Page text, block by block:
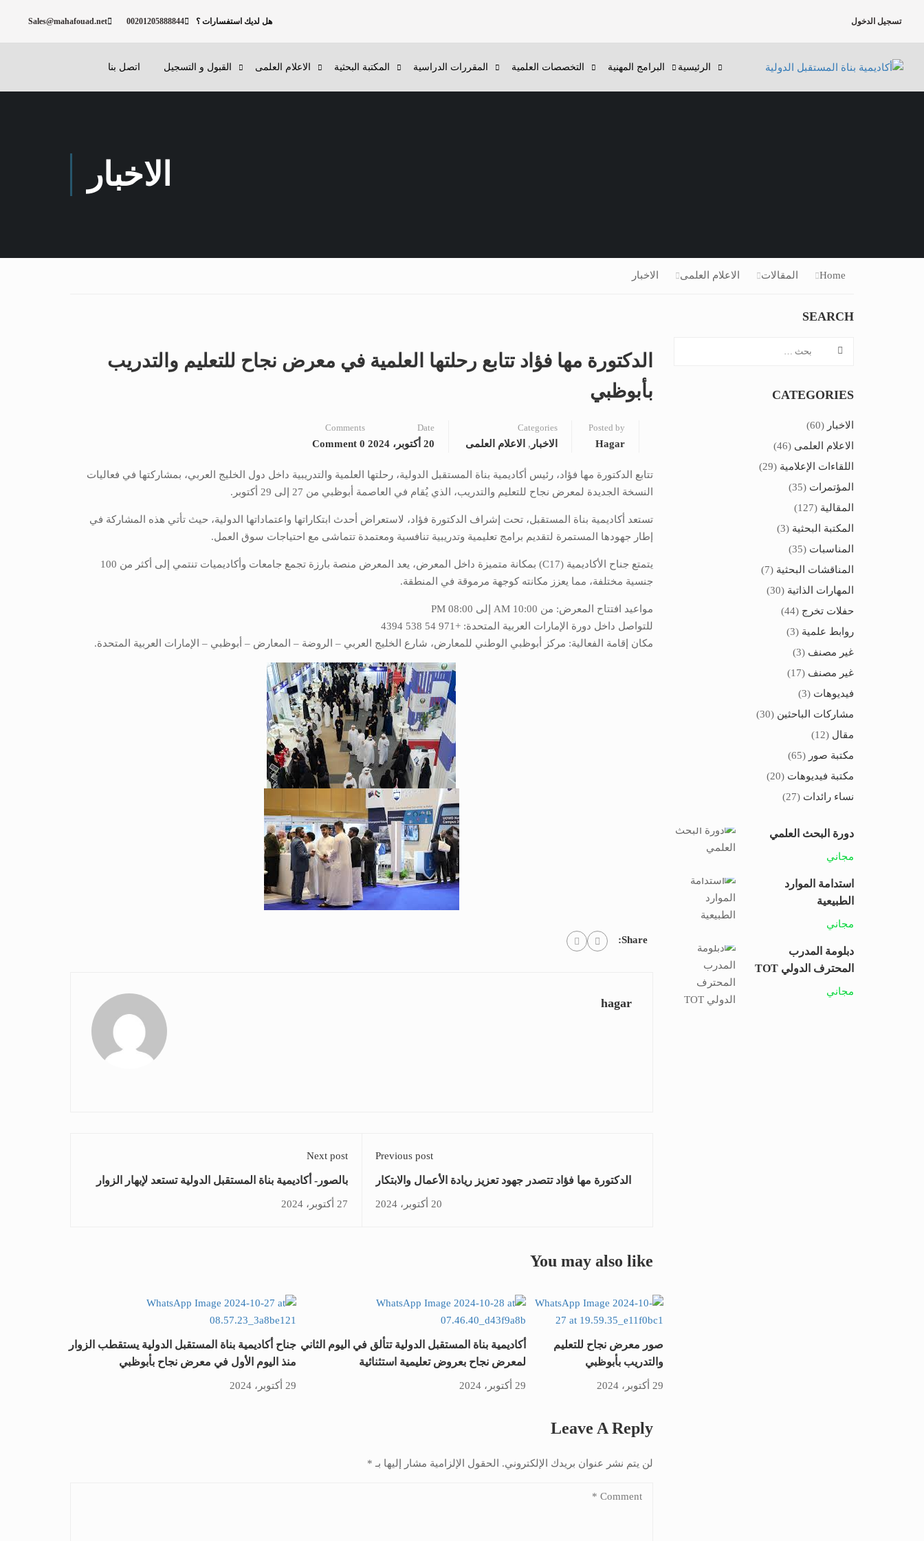
هل لديك استفسارات ؟ 00201205888844
Sales@mahafouad.net تسجيل الدخول
الرئيسية البرامج المهنية التخصصات العلمية المقررات الدراسية المكتبة البحثية الاعلام العلمى القبول و التسجيل اتصل بنا
الاخبار
Home المقالات الاعلام العلمى الاخبار
الدكتورة مها فؤاد تتابع رحلتها العلمية في معرض نجاح للتعليم والتدريب
بأبوظبي
Posted by
Hagar
Categories
الاخبار , الاعلام العلمى
Date
20 أكتوبر، 2024
Comments
0 Comment
تتابع الدكتورة مها فؤاد، رئيس أكاديمية بناة المستقبل الدولية، رحلتها العلمية والتدريبية داخل دول الخليج العربي، بمشاركتها في فعاليات
النسخة الجديدة لمعرض نجاح للتعليم والتدريب، الذي يُقام في العاصمة أبوظبي من 27 إلى 29 أكتوبر.
تستعد أكاديمية بناة المستقبل، تحت إشراف الدكتورة فؤاد، لاستعراض أحدث ابتكاراتها واعتماداتها الدولية، حيث تأتي هذه المشاركة في
إطار جهودها المستمرة لتقديم برامج تعليمية وتدريبية تنافسية ومعتمدة تتماشى مع احتياجات سوق العمل.
يتمتع جناح الأكاديمية (C17) بمكانة متميزة داخل المعرض، يعد المعرض منصة بارزة تجمع جامعات وأكاديميات تنتمي إلى أكثر من 100
جنسية مختلفة، مما يعزز مكانته كوجهة مرموقة في المنطقة.
مواعيد افتتاح المعرض: من 10:00 AM إلى 08:00 PM
للتواصل داخل دورة الإمارات العربية المتحدة: +971 54 538 4394
مكان إقامة الفعالية: مركز أبوظبي الوطني للمعارض، شارع الخليج العربي – الروضة – المعارض – أبوظبي – الإمارات العربية المتحدة.
Share:
hagar
Previous post
الدكتورة مها فؤاد تتصدر جهود تعزيز ريادة الأعمال والابتكار
20 أكتوبر، 2024
Next post
بالصور- أكاديمية بناة المستقبل الدولية تستعد لإبهار الزوار
في معرض نجاح بأبوظبي
27 أكتوبر، 2024
You may also like
صور معرض نجاح للتعليم
والتدريب بأبوظبي
29 أكتوبر، 2024
أكاديمية بناة المستقبل الدولية تتألق في اليوم الثاني
لمعرض نجاح بعروض تعليمية استثنائية
29 أكتوبر، 2024
جناح أكاديمية بناة المستقبل الدولية يستقطب الزوار
منذ اليوم الأول في معرض نجاح بأبوظبي
29 أكتوبر، 2024
Leave A Reply
لن يتم نشر عنوان بريدك الإلكتروني. الحقول الإلزامية مشار إليها بـ *
SEARCH
CATEGORIES
الاخبار (60)
الاعلام العلمى (46)
اللقاءات الإعلامية (29)
المؤتمرات (35)
المقالية (127)
المكتبة البحثية (3)
المناسبات (35)
المناقشات البحثية (7)
المهارات الذاتية (30)
حفلات تخرج (44)
روابط علمية (3)
غير مصنف (3)
غير مصنف (17)
فيديوهات (3)
مشاركات الباحثين (30)
مقال (12)
مكتبة صور (65)
مكتبة فيديوهات (20)
نساء رائدات (27)
دورة البحث العلمي
مجاني
استدامة الموارد
الطبيعية
مجاني
دبلومة المدرب
المحترف الدولي TOT
مجاني